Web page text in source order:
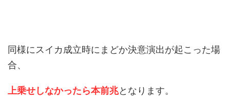
同様にスイカ成立時にまどか決意演出が起こった場
合、
上乗せしなかったら本前兆となります。